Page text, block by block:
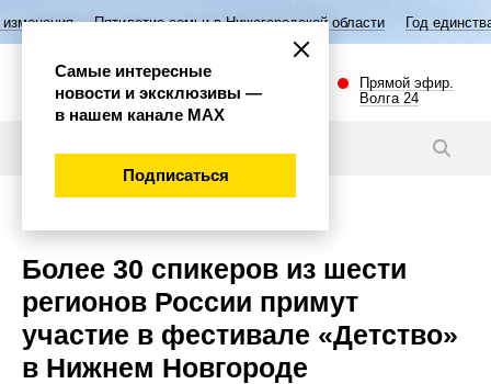
Пятилетие семьи в Нижегородской области Год единства народов
Прямой эфир.
Волга 24
Более 30 спикеров из шести
регионов России примут
участие в фестивале «Детство»
в Нижнем Новгороде
Самые интересные
новости и эксклюзивы —
в нашем канале МАХ
Подписаться